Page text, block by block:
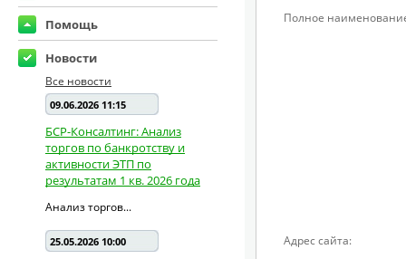
Помощь
Новости
Все новости
09.06.2026 11:15
БСР-Консалтинг: Анализ
торгов по банкротству и
активности ЭТП по
результатам 1 кв. 2026 года
Анализ торгов...
25.05.2026 10:00
Полное
Адрес сайта: